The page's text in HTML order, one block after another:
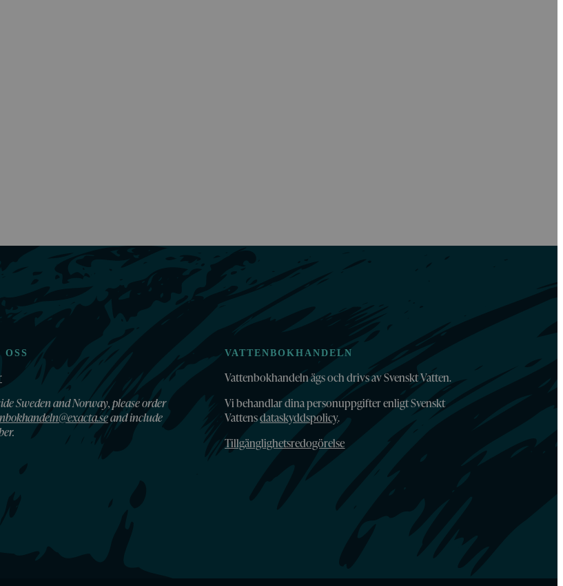
OSS
Sweden and Norway, please order
and include
VATTENBOKHANDELN
Vattenbokhandeln ägs och drivs av Svenskt Vatten.
Vi behandlar dina personuppgifter enligt Svenskt
Vattensdataskyddspolicy.
Tillgänglighetsredogörelse